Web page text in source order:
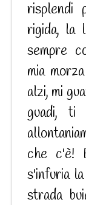
risplendi
rigida, la
sempre
mia
alzi, mi
guadi,
che c'è!
s'infuria
strada